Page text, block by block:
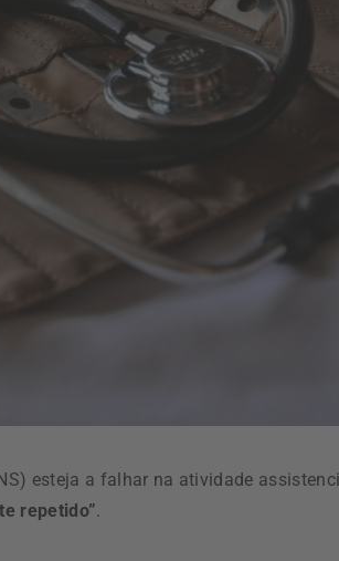
esteja a falhar na atividade
repetido”.